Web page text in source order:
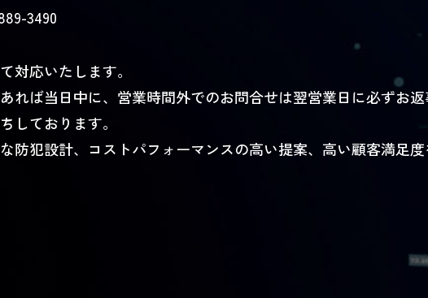
3490
対応いたします。
れば当日中に、営業時間外でのお問合せは翌営業日に必ずお
しております。
防犯設計、コストパフォーマンスの高い提案、高い顧客満足